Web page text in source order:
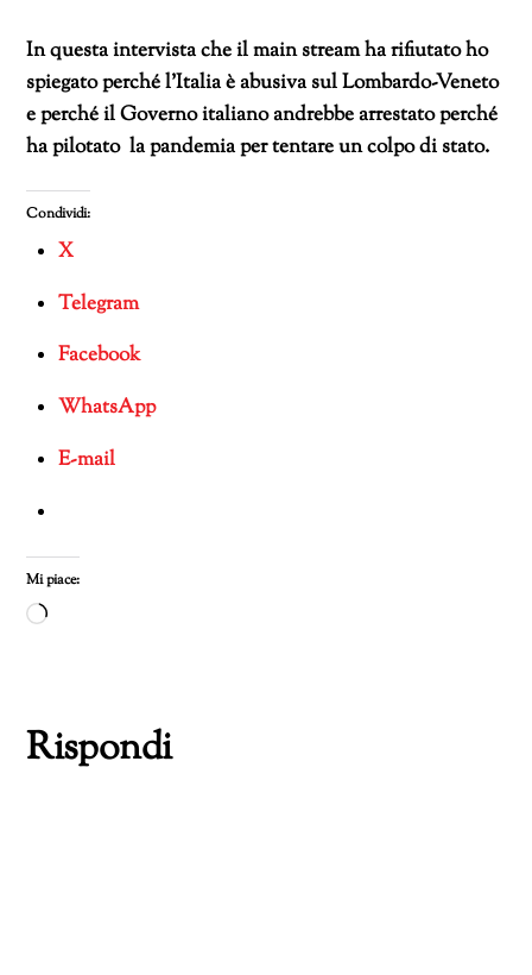
In questa intervista che il main stream ha rifiutato ho
spiegato perché l’Italia è abusiva sul Lombardo-Veneto
e perché il Governo italiano andrebbe arrestato perché
ha pilotato la pandemia per tentare un colpo di stato.
Condividi:
X
Telegram
Facebook
WhatsApp
E-mail
Mi piace:
Caricamento
Rispondi